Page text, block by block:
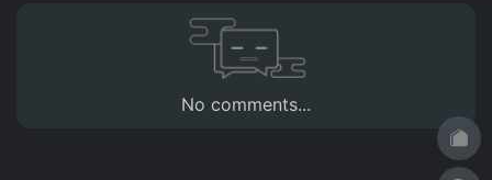
No comments...